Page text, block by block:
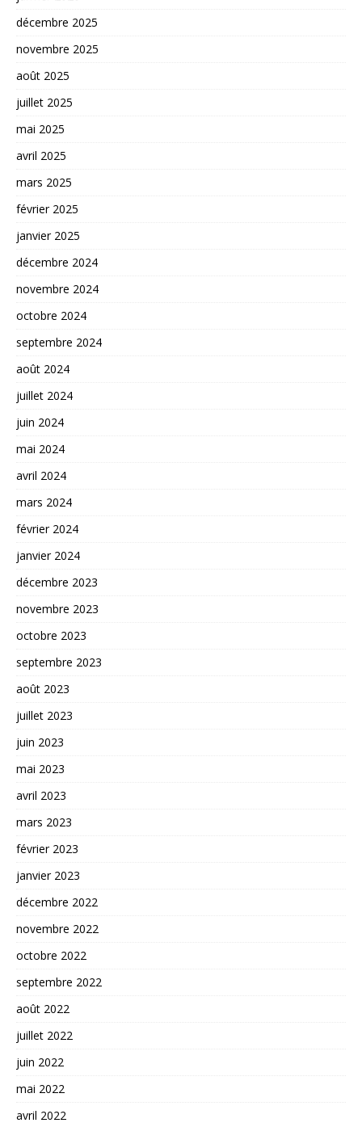
décembre 2025
novembre 2025
août 2025
juillet 2025
mai 2025
avril 2025
mars 2025
février 2025
janvier 2025
décembre 2024
novembre 2024
octobre 2024
septembre 2024
août 2024
juillet 2024
juin 2024
mai 2024
avril 2024
mars 2024
février 2024
janvier 2024
décembre 2023
novembre 2023
octobre 2023
septembre 2023
août 2023
juillet 2023
juin 2023
mai 2023
avril 2023
mars 2023
février 2023
janvier 2023
décembre 2022
novembre 2022
octobre 2022
septembre 2022
août 2022
juillet 2022
juin 2022
mai 2022
avril 2022